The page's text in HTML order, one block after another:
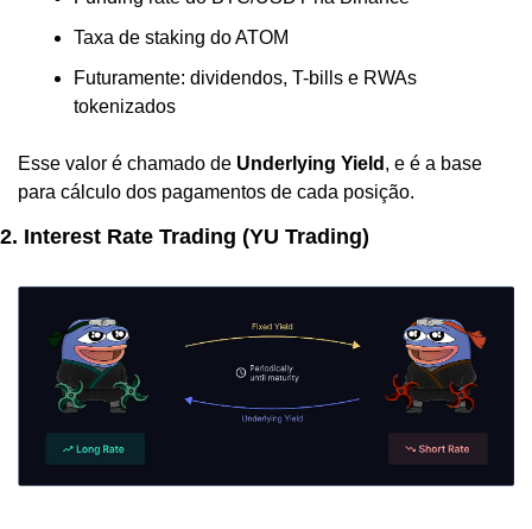
Taxa de staking do ATOM
Futuramente: dividendos, T-bills e RWAs
tokenizados
Esse valor é chamado de Underlying Yield , e é a base
para cálculo dos pagamentos de cada posição.
2. Interest Rate Trading (YU Trading)